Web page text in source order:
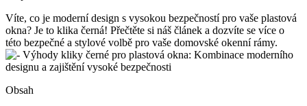
Víte, co je moderní ⁤design s vysokou bezpečností pro vaše plastová
okna? Je to klika černá! Přečtěte si náš‍ článek ⁤a dozvíte se více o
této bezpečné a stylové volbě pro vaše domovské okenní rámy.
Obsah